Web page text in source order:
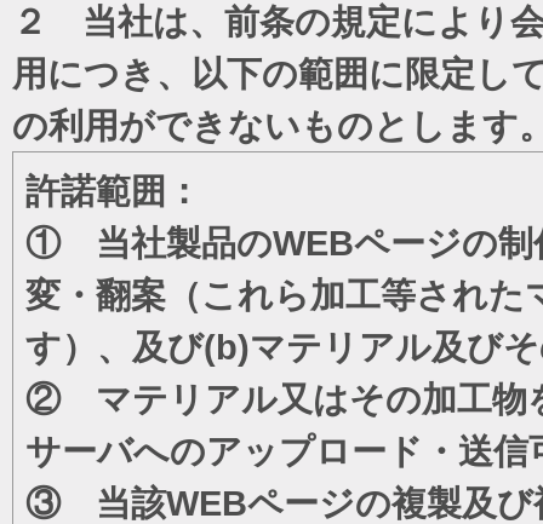
２ 当社は、前条の規定により
用につき、以下の範囲に限定し
の利用ができないものとします
許諾範囲：
① 当社製品のWEBページの制
変・翻案（これら加工等され
す）、及び(b)マテリアル及び
② マテリアル又はその加工物
サーバへのアップロード・送信
③ 当該WEBページの複製及び